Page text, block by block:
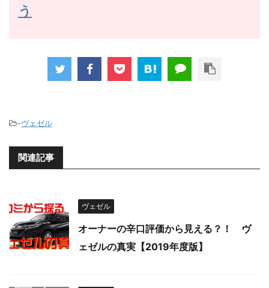
う
-ヴェゼル
関連記事
ヴェゼル
オーナーの辛口評価から見える？！ ヴ
ェゼルの真実【2019年度版】